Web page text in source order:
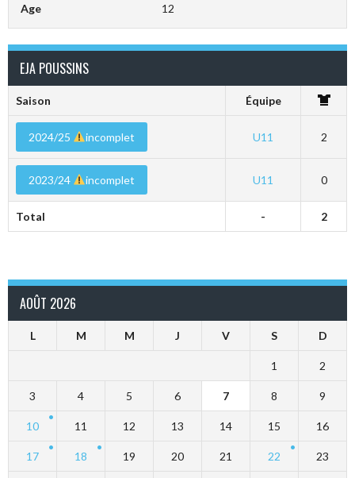
Age 12
EJA POUSSINS
Saison Équipe
2024/25 incomplet U11 2
2023/24 incomplet U11 0
Total - 2
AOÛT 2026
L M M J V S D
1 2
3 4 5 6 7 8 9
10 11 12 13 14 15 16
17 18 19 20 21 22 23